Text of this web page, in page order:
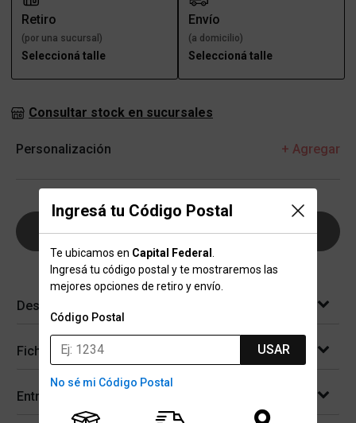
Ingresá tu Código Postal
Te ubicamos en Capital Federal
Ingresá tu código postal y te mostraremos las
mejores opciones de retiro y envío.
Código Postal
USAR
No sé mi Código Postal
Retiro
(por una sucursal)
Seleccioná talle
Envío
(a domicilio)
Seleccioná talle
Consultar stock en sucursales
Personalización + Agregar
AGREGAR AL CARRITO
Descripción
Ficha técnica
Entregas